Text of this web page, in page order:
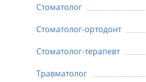
Стоматолог
Стоматолог-ортодонт
Стоматолог-терапевт
Травматолог